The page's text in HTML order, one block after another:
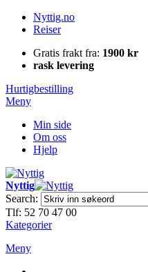
Nyttig.no
Reiser
Gratis frakt fra: 1900 kr
rask levering
Hurtigbestilling
Meny
Min side
Om oss
Hjelp
Nyttig
Search:
Tlf: 52 70 47 00
Kategorier
Meny